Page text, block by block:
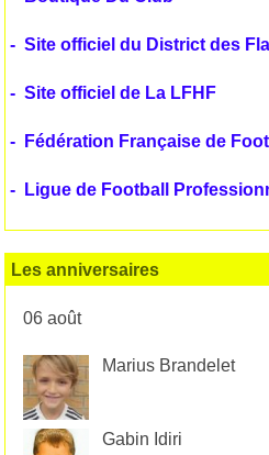
- Site officiel du District des
- Site officiel de La LFHF
- Fédération Française de
- Ligue de Football
Les anniversaires
06 août
Marius Brandelet
Gabin Idiri